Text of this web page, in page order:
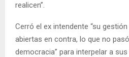
realicen”.
Cerró el ex intendente “su
abiertas en contra, lo que no
democracia” para interpelar a